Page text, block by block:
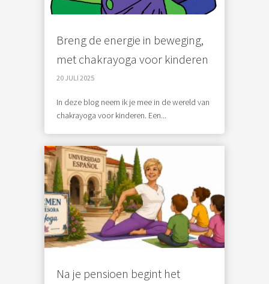
Breng de energie in beweging,
met chakrayoga voor kinderen
20 JULI 2025
In deze blog neem ik je mee in de wereld van
chakrayoga voor kinderen. Een...
Na je pensioen begint het